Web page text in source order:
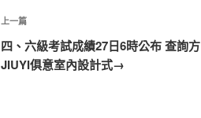
文
章
導
上
一
篇
上一篇
四、六級考試成績27日6時公布 查詢方
JIUYI俱意室內設計式→